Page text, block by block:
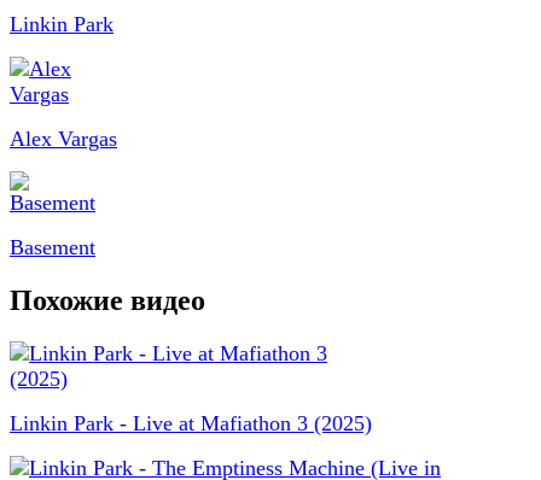
Linkin Park
Alex Vargas
Basement
Похожие видео
Linkin Park - Live at Mafiathon 3 (2025)